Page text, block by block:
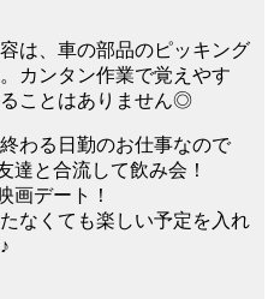
は、車の部品のピッキング
カンタン作業で覚えやす
ることはありません◎
わる日勤のお仕事なので
達と合流して飲み会！
画デート！
なくても楽しい予定を入れ